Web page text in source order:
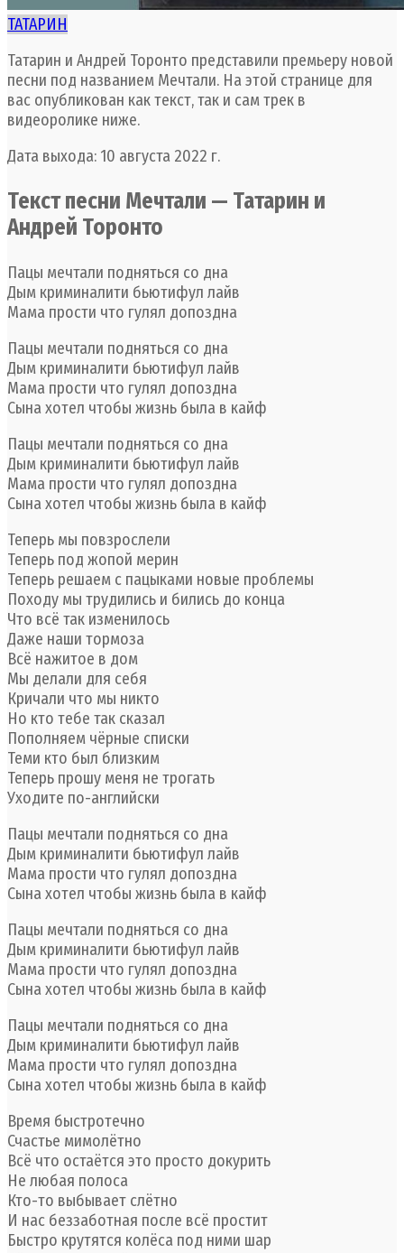
ТАТАРИН
Татарин и Андрей Торонто представили премьеру новой
песни под названием Мечтали. На этой странице для
вас опубликован как текст, так и сам трек в
видеоролике ниже.
Дата выхода: 10 августа 2022 г.
Текст песни Мечтали — Татарин и
Андрей Торонто
Пацы мечтали подняться со дна
Дым криминалити бьютифул лайв
Мама прости что гулял допоздна
Пацы мечтали подняться со дна
Дым криминалити бьютифул лайв
Мама прости что гулял допоздна
Сына хотел чтобы жизнь была в кайф
Пацы мечтали подняться со дна
Дым криминалити бьютифул лайв
Мама прости что гулял допоздна
Сына хотел чтобы жизнь была в кайф
Теперь мы повзрослели
Теперь под жопой мерин
Теперь решаем с пацыками новые проблемы
Походу мы трудились и бились до конца
Что всё так изменилось
Даже наши тормоза
Всё нажитое в дом
Мы делали для себя
Кричали что мы никто
Но кто тебе так сказал
Пополняем чёрные списки
Теми кто был близким
Теперь прошу меня не трогать
Уходите по-английски
Пацы мечтали подняться со дна
Дым криминалити бьютифул лайв
Мама прости что гулял допоздна
Сына хотел чтобы жизнь была в кайф
Пацы мечтали подняться со дна
Дым криминалити бьютифул лайв
Мама прости что гулял допоздна
Сына хотел чтобы жизнь была в кайф
Пацы мечтали подняться со дна
Дым криминалити бьютифул лайв
Мама прости что гулял допоздна
Сына хотел чтобы жизнь была в кайф
Время быстротечно
Счастье мимолётно
Всё что остаётся это просто докурить
Не любая полоса
Кто-то выбывает слётно
И нас беззаботная после всё простит
Быстро крутятся колёса под ними шар